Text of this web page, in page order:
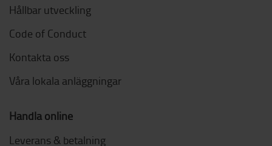
Hållbar utveckling
Code of Conduct
Kontakta oss
Våra lokala anläggningar
Handla online
Leverans & betalning